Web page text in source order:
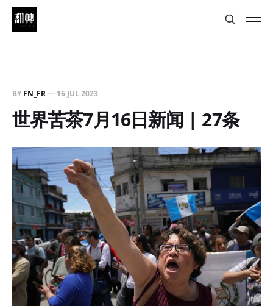
BY FN_FR— 16 JUL 2023
世界苦茶7月16日新闻 | 27条